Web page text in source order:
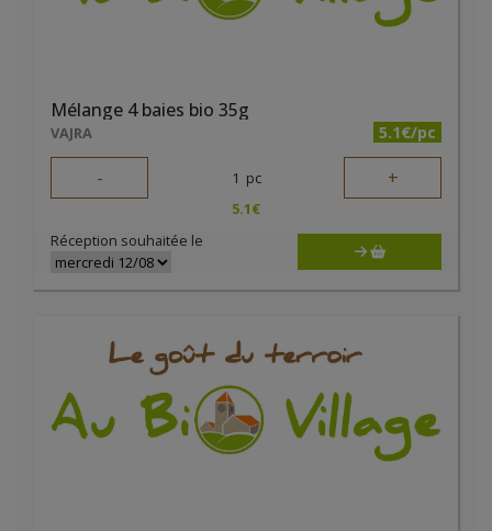
Mélange 4 baies bio 35g
VAJRA 5.1€/pc
- 1 pc +
5.1€
Réception souhaitée le